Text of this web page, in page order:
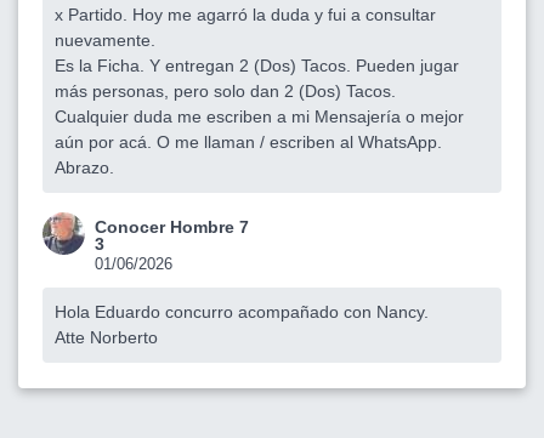
x Partido. Hoy me agarró la duda y fui a consultar
nuevamente.
Es la Ficha. Y entregan 2 (Dos) Tacos. Pueden jugar
más personas, pero solo dan 2 (Dos) Tacos.
Cualquier duda me escriben a mi Mensajería o mejor
aún por acá. O me llaman / escriben al WhatsApp.
Abrazo.
Conocer Hombre 7
3
01/06/2026
Hola Eduardo concurro acompañado con Nancy.
Atte Norberto